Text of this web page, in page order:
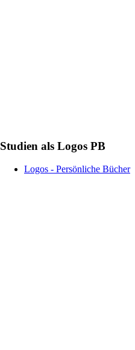
Studien als Logos PB
Logos - Persönliche Bücher